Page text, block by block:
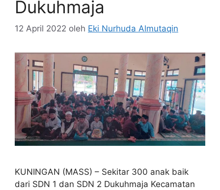
Dukuhmaja
12 April 2022 oleh Eki Nurhuda Almutaqin
KUNINGAN (MASS) – Sekitar 300 anak baik
dari SDN 1 dan SDN 2 Dukuhmaja Kecamatan